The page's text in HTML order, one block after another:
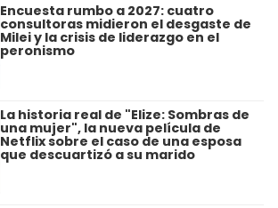
Encuesta rumbo a 2027: cuatro
consultoras midieron el desgaste de
Milei y la crisis de liderazgo en el
peronismo
La historia real de "Elize: Sombras de
una mujer", la nueva película de
Netflix sobre el caso de una esposa
que descuartizó a su marido